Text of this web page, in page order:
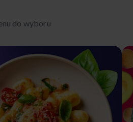
do wyboru